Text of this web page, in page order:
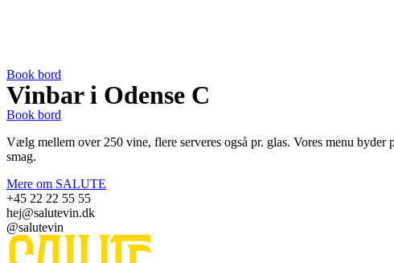
Book bord
Vinbar i Odense C
Book bord
Vælg mellem over 250 vine, flere serveres også pr. glas. Vores menu
smag.
Mere om SALUTE
+45 22 22 55 55
hej@salutevin.dk
@salutevin